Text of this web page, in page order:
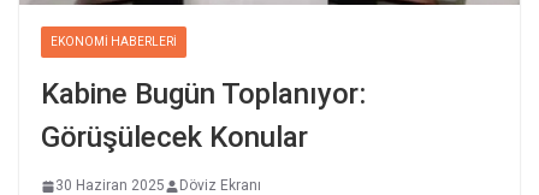
EKONOMI HABERLERI
Kabine Bugün Toplanıyor:
Görüşülecek Konular
30 Haziran 2025 Döviz Ekranı